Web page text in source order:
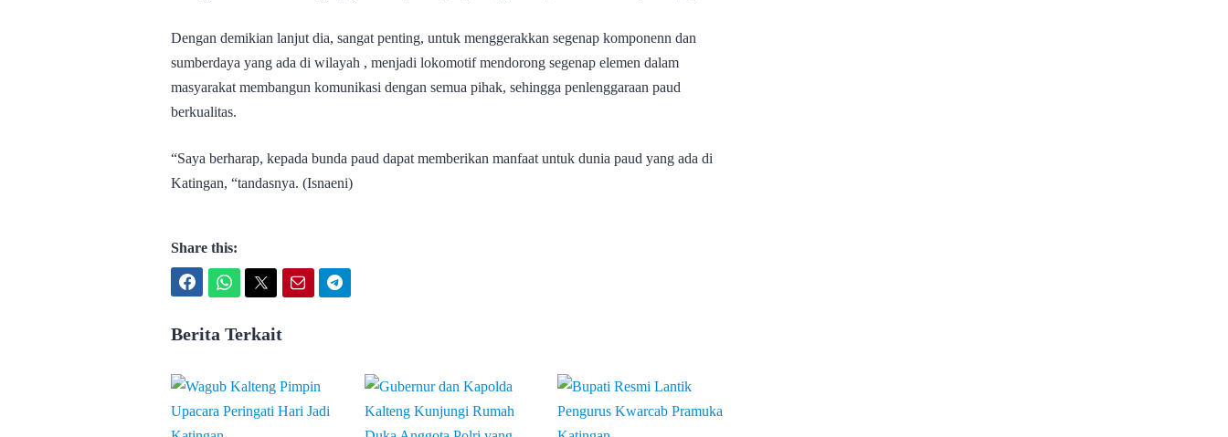
Dengan demikian lanjut dia, sangat penting, untuk menggerakkan segenap komponenn dan
sumberdaya yang ada di wilayah , menjadi lokomotif mendorong segenap elemen dalam
masyarakat membangun komunikasi dengan semua pihak, sehingga penlenggaraan paud
berkualitas.
“Saya berharap, kepada bunda paud dapat memberikan manfaat untuk dunia paud yang ada di
Katingan, “tandasnya. (Isnaeni)
Share this:
Berita Terkait